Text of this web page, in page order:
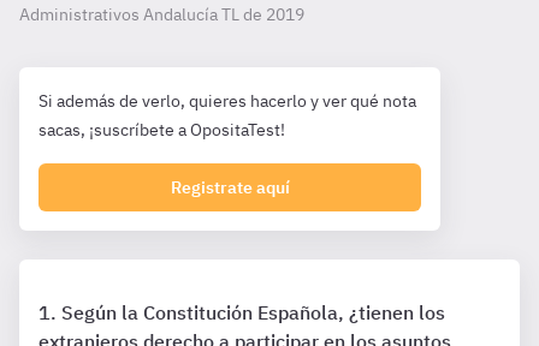
Administrativos Andalucía TL de 2019
Si además de verlo, quieres hacerlo y ver qué nota
sacas, ¡suscríbete a OpositaTest!
Registrate aquí
Según la Constitución Española, ¿tienen los
extranjeros derecho a participar en los asuntos